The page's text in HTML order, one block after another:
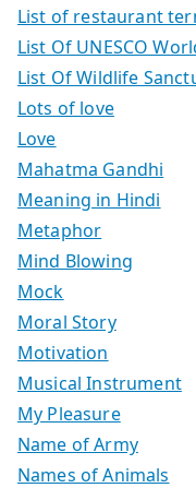
List of restaurant
List Of UNESCO
List Of Wildlife
Lots of love
Love
Mahatma Gandhi
Meaning in Hindi
Metaphor
Mind Blowing
Mock
Moral Story
Motivation
Musical Instrument
My Pleasure
Name of Army
Names of Animals